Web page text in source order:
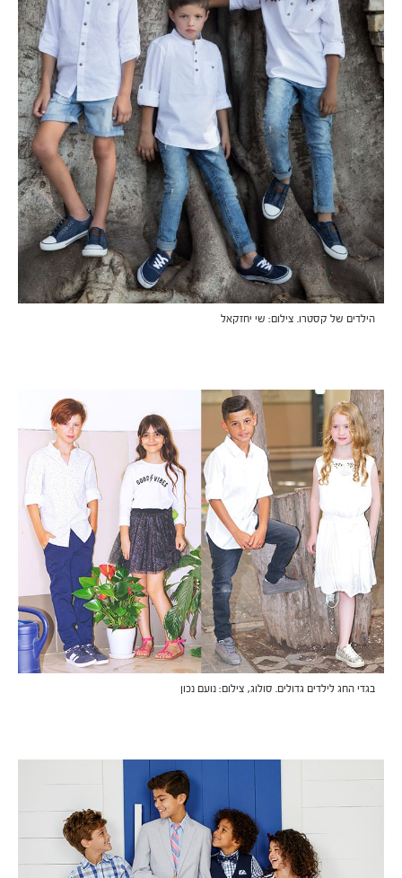
הילדים של קסטרו. צילום: שי יחזקאל
בגדי החג לילדים גדולים. סולוג, צילום: נועם נכון